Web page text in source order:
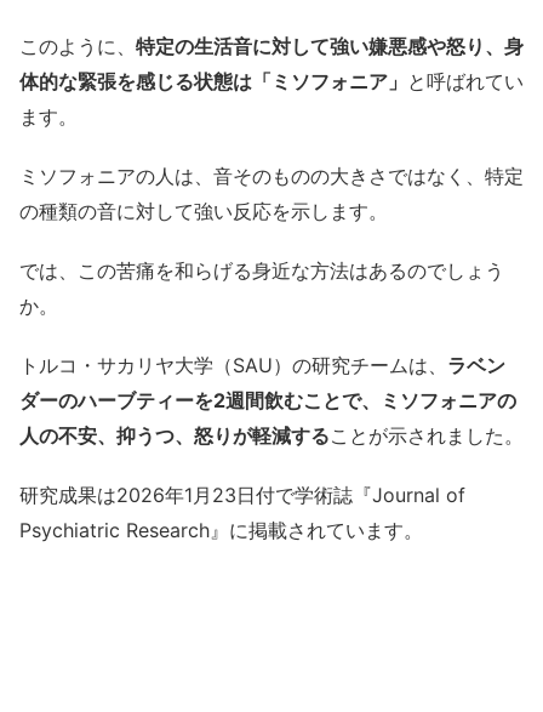
このように、 特定の生活音に対して強い嫌悪感や怒り、身
体的な緊張を感じる状態は「ミソフォニア」 と呼ばれてい
ます。
ミソフォニアの人は、音そのものの大きさではなく、特定
の種類の音に対して強い反応を示します。
では、この苦痛を和らげる身近な方法はあるのでしょう
か。
トルコ・サカリヤ大学（SAU）の研究チームは、 ラベン
ダーのハーブティーを2週間飲むことで、ミソフォニアの
人の不安、抑うつ、怒りが軽減することが示されました。
研究成果は2026年1月23日付で学術誌『Journal of
Psychiatric Research』に掲載されています。